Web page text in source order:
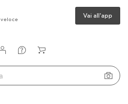
Vai all'app
confronto
desideri